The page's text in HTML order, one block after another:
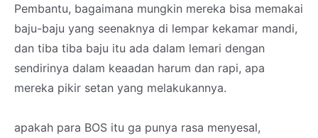
Pembantu, bagaimana mungkin mereka bisa memakai
baju-baju yang seenaknya di lempar kekamar mandi,
dan tiba tiba baju itu ada dalam lemari dengan
sendirinya dalam keaadan harum dan rapi, apa
mereka pikir setan yang melakukannya.
apakah para BOS itu ga punya rasa menyesal,